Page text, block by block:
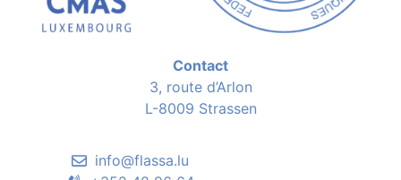
Contact
3, route d’Arlon
L-8009 Strassen
info@flassa.lu